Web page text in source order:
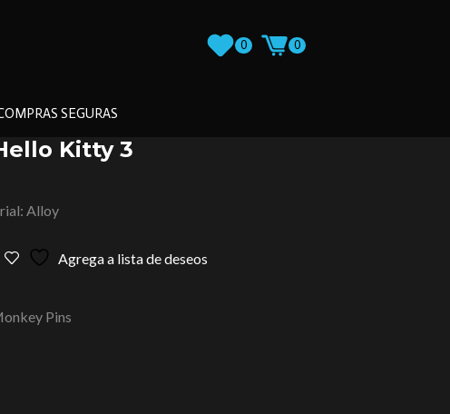
0 0
SEGURAS
Kitty 3
Alloy
Agrega a lista de deseos
Pins